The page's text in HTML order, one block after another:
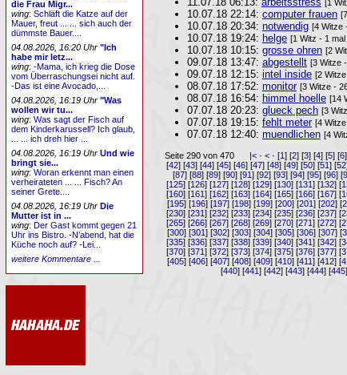
[1
10.07.18 22:14: computer frauen
10.07.18 20:34: notwendig [4 Witze
10.07.18 19:24: helge [1 Witz - 1
10.07.18 10:15: grosse ohren [2
09.07.18 13:47: abgestellt [3 Witze
09.07.18 12:15: intel inside [2
08.07.18 17:52: monitor [3 Witze -
08.07.18 16:54: himmel hoelle [14
07.07.18 20:23: glueck pech [3
07.07.18 19:15: fehlt meter [4
07.07.18 12:40: muendlichen [4
Seite 290 von 470 |< ·< · [1] [2] [3] [4] [5] [6
[42] [43] [44] [45] [46] [47] [48] [49] [50] [51] [52
[87] [88] [89] [90] [91] [92] [93] [94] [95] [96] [
[125] [126] [127] [128] [129] [130] [131] [132] [
[160] [161] [162] [163] [164] [165] [166] [167] [
[195] [196] [197] [198] [199] [200] [201] [202] [
[230] [231] [232] [233] [234] [235] [236] [237] [
[265] [266] [267] [268] [269] [270] [271] [272] [
[300] [301] [302] [303] [304] [305] [306] [307] [
[335] [336] [337] [338] [339] [340] [341] [342] [
[370] [371] [372] [373] [374] [375] [376] [377] [
[405] [406] [407] [408] [409] [410] [411] [412] [
[440] [441 ] [442] [443] [444] [445
die Frau Migr...
wing:Schläft die Katze auf der
Mauer, freut ... ... sich auch der
dümmste Bauer....
04.08.2026, 16:20 Uhr "Ich
habe mir letz...
wing:-Mama, ich krieg die Dose
vom Überraschungsei nicht auf.
-Das ist eine Avocado,...
04.08.2026, 16:19 Uhr "Was
wollen wir tu...
wing:Was sagt der Fisch auf
dem Kinderkarussell? Ich glaub,
... ... ich dreh hier ...
04.08.2026, 16:19 Uhr Und wie
bringt sie...
wing:Woran erkennt man einen
verheirateten ... ... Fisch? An
seiner Grete....
04.08.2026, 16:19 Uhr Die
Mutter ist in ...
wing:Der Gast kommt gegen 21
Uhr ins Bistro. -N’abend, hat die
Küche noch auf? -Lei...
weitere Kommentare ...